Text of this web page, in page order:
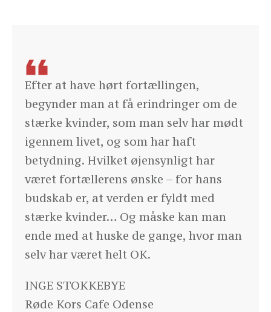
Efter at have hørt fortællingen,
begynder man at få erindringer om de
stærke kvinder, som man selv har mødt
igennem livet, og som har haft
betydning. Hvilket øjensynligt har
været fortællerens ønske – for hans
budskab er, at verden er fyldt med
stærke kvinder… Og måske kan man
ende med at huske de gange, hvor man
selv har været helt OK.
INGE STOKKEBYE
Røde Kors Cafe Odense